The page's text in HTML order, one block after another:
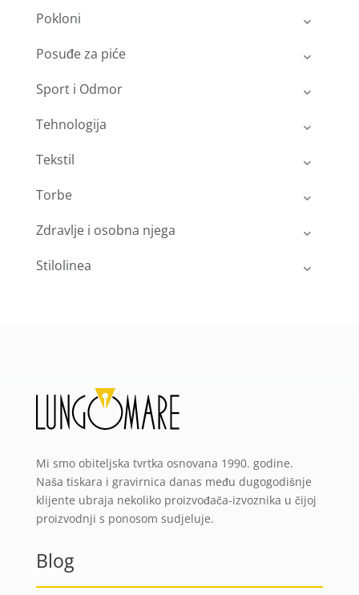
Pokloni
Posuđe za piće
Sport i Odmor
Tehnologija
Tekstil
Torbe
Zdravlje i osobna njega
Stilolinea
Mi smo obiteljska tvrtka osnovana 1990. godine.
Naša tiskara i gravirnica danas među dugogodišnje
klijente ubraja nekoliko proizvođača-izvoznika u čijoj
proizvodnji s ponosom sudjeluje.
Blog